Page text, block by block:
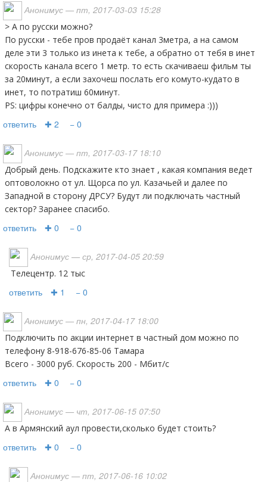
Анонимус — пт, 2017-03-03 15:28
> А по русски можно?
По русски - тебе пров продаёт канал 3метра, а на самом
деле эти 3 только из инета к тебе, а обратно от тебя в инет
скорость канала всего 1 метр. то есть скачиваеш фильм ты
за 20минут, а если захочеш послать его комуто-кудато в
инет, то потратиш 60минут.
PS: цифры конечно от балды, чисто для примера :)))
ответить ✚ 2 − 0
Анонимус — пт, 2017-03-17 18:10
Добрый день. Подскажите кто знает , какая компания ведет
оптоволокно от ул. Щорса по ул. Казачьей и далее по
Западной в сторону ДРСУ? Будут ли подключать частный
сектор? Заранее спасибо.
ответить ✚ 0 − 0
Анонимус — ср, 2017-04-05 20:59
Телецентр. 12 тыс
ответить ✚ 1 − 0
Анонимус — пн, 2017-04-17 18:00
Подключить по акции интернет в частный дом можно по
телефону 8-918-676-85-06 Тамара
Всего - 3000 руб. Скорость 200 - Мбит/с
ответить ✚ 0 − 0
Анонимус — чт, 2017-06-15 07:50
А в Армянский аул провести,сколько будет стоить?
ответить ✚ 0 − 0
Анонимус — пт, 2017-06-16 10:02